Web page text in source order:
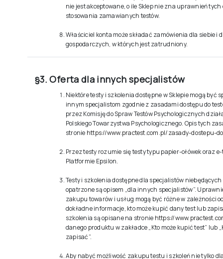
nie jest akceptowane, o ile Sklep nie zna uprawnień tych
stosowania zamawianych testów.
Właściciel konta może składać zamówienia dla siebie i
gospodarczych, w których jest zatrudniony.
§3. Oferta dla innych specjalistów
Niektóre testy i szkolenia dostępne w Sklepie mogą być
innym specjalistom zgodnie z zasadami dostępu do
przez Komisję do Spraw Testów Psychologicznych
Polskiego Towarzystwa Psychologicznego. Opis tych
stronie https://www.practest.com.pl/zasady-dostepu-
Przez testy rozumie się testy typu papier-ołówek oraz
Platformie Epsilon.
Testy i szkolenia dostępne dla specjalistów
opatrzone są opisem „dla innych specjalistów”.
zakupu towarów i usług mogą być różne w zależności
dokładne informacje, kto może kupić dany test lub
szkolenia są opisane na stronie https://
danego produktu w zakładce „Kto może kupić test” lub
zapisać”.
Aby nabyć możliwość zakupu testu i szkoleń nie tylko